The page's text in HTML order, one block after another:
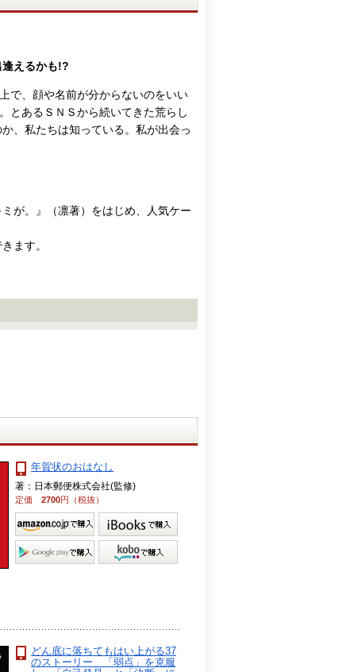
逢えるかも!?
で、顔や名前が分からないのをいい
とあるＳＮＳから続いてきた荒らし
、私たちは知っている。私が出会っ
が。』（凛著）をはじめ、人気ケー
ます。
年賀状のおはなし
著：日本郵便株式会社(監修)
定価 2700円（税抜）
どん底に落ちてもはい上がる37
のストーリー 「弱点」を克服